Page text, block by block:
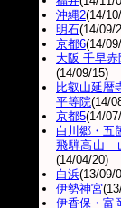
沖縄2(14/
明石(14/09/
京都6(14/
大阪 千早赤
(14/09/15)
比叡山延暦
平等院(14/
京都5(14/
白川郷・五
飛騨高山
(14/04/20)
白浜(13/09/
伊勢神宮
伊香保・富